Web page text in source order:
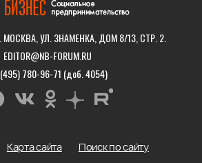
МОСКВА, УЛ. ЗНАМЕНКА, ДОМ 8/13, СТР. 2.
EDITOR@NB-FORUM.RU
780-96-71 (доб. 4054)
Карта сайта
Поиск по сайту